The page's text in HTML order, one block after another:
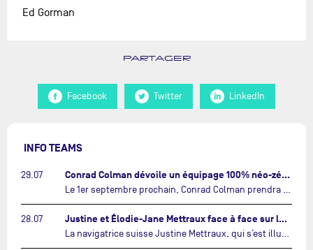
Ed Gorman
PARTAGER
Facebook Twitter LinkedIn
INFO TEAMS
29.07 Conrad Colman dévoile un équipage 100% néo-zélandais tourné vers l'avenir…
Le 1er septembre prochain, Conrad Colman prendra le départ de la première édition de The Ocean Race Atlantic, une nouvelle course IMOCA en équipage reliant New York à Lorient. À bord de MSIG Europe, le skipper néo-zélandais sera entouré de trois jeunes talents issus de la voile néo-zélandaise : Megan Thomson, Anna Merchant et Aaron Hume-Merry.…
28.07 Justine et Élodie-Jane Mettraux face à face sur la transatlantique The Ocean Race Atlantic…
La navigatrice suisse Justine Mettraux, qui s’est illustrée comme la femme la plus rapide du Vendée Globe et qui fait actuellement construire un nouvel IMOCA pour l'édition 2028, sera cette année au départ de la première édition de The Ocean Race Atlantic.…